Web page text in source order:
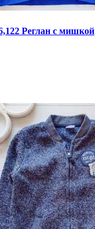
Реглан с мишкой